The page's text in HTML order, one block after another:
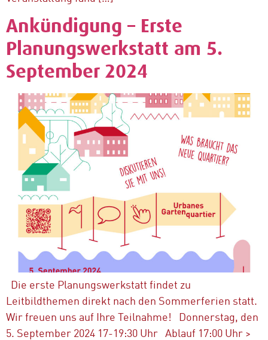
Ankündigung – Erste
Planungswerkstatt am 5.
September 2024
Die erste Planungswerkstatt findet zu
Leitbildthemen direkt nach den Sommerferien statt.
Wir freuen uns auf Ihre Teilnahme! Donnerstag, den
5. September 2024 17-19:30 Uhr Ablauf 17:00 Uhr >